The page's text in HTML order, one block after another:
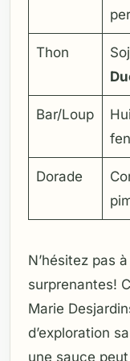
Thon
Bar/Loup
Dorade
N’hésitez pas
surprenantes!
Marie
d’exploration
une sauce